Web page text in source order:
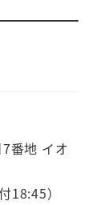
番地 イオ
18:45）